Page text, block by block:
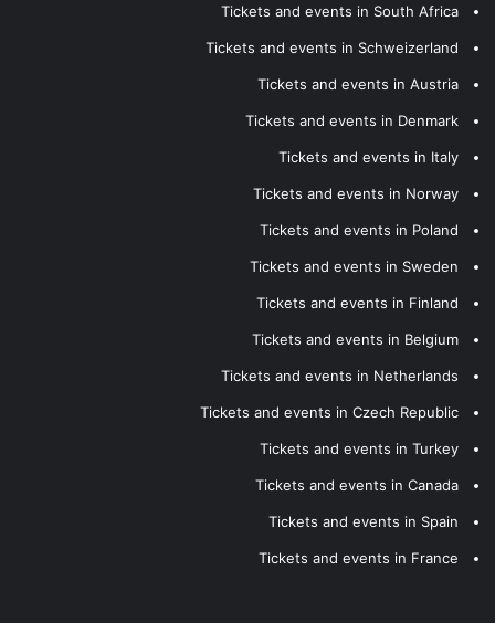
Tickets and events in South Africa
Tickets and events in Schweizerland
Tickets and events in Austria
Tickets and events in Denmark
Tickets and events in Italy
Tickets and events in Norway
Tickets and events in Poland
Tickets and events in Sweden
Tickets and events in Finland
Tickets and events in Belgium
Tickets and events in Netherlands
Tickets and events in Czech Republic
Tickets and events in Turkey
Tickets and events in Canada
Tickets and events in Spain
Tickets and events in France